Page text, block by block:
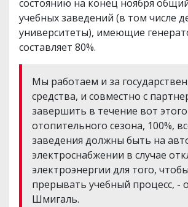
состоянию на конец ноября
учебных заведений (в том числе
университеты), имеющие
составляет 80%.
Мы работаем и за
средства, и совместно с
завершить в течение вот этого
отопительного сезона, 100%,
заведения должны быть на
электроснабжении в случае
электроэнергии для того,
прерывать учебный процесс, -
Шмигаль.